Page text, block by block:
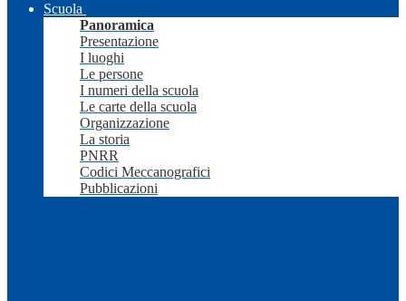
Scuola
Panoramica
Presentazione
I luoghi
Le persone
I numeri della scuola
Le carte della scuola
Organizzazione
La storia
PNRR
Codici Meccanografici
Pubblicazioni